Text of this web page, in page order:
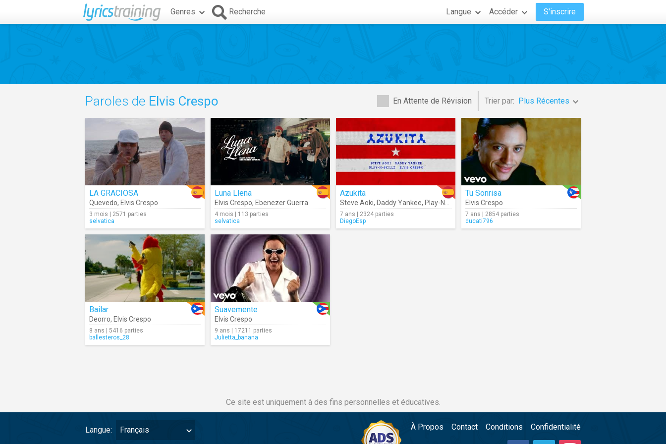
Genres Recherche Langue Accéder S'inscrire
En Attente de Révision Trier par: Plus Récentes
Paroles de Elvis Crespo
LA GRACIOSA
Quevedo, Elvis Crespo
3 mois | 2571 parties
selvatica
Luna Llena
Elvis Crespo, Ebenezer Guerra
4 mois | 113 parties
selvatica
Azukita
Steve Aoki, Daddy Yankee, Play-N-Skillz ,Elvis Crespo
7 ans | 2324 parties
DiegoEsp
Tu Sonrisa
Elvis Crespo
7 ans | 2854 parties
ducati796
Bailar
Deorro, Elvis Crespo
8 ans | 5416 parties
ballesteros_28
Suavemente
Elvis Crespo
9 ans | 17211 parties
Julietta_banana
Ce site est uniquement à des fins personnelles et éducatives.
Langue: Français À Propos Contact Conditions Confidentialité